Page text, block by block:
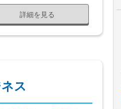
詳細を見る
ス